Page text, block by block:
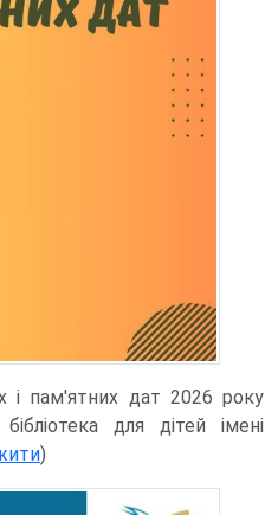
і пам'ятних дат 2026 року
для дітей імені
)